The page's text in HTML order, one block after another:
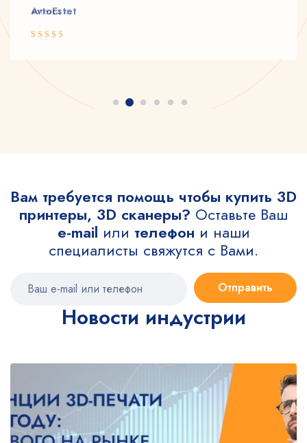
AvtoEstet
Вам требуется помощь чтобы купить 3D
принтеры, 3D сканеры? Оставьте Ваш
e-mail или телефон и наши
специалисты свяжутся с Вами.
Новости индустрии